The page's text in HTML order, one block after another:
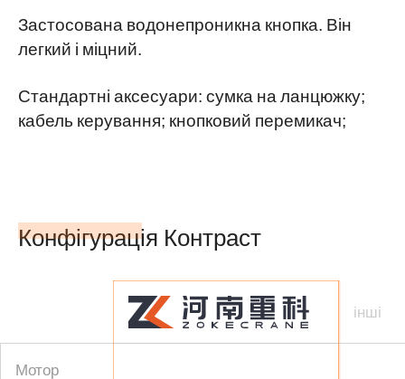
Застосована водонепроникна кнопка. Він
легкий і міцний.
Стандартні аксесуари: сумка на ланцюжку;
кабель керування; кнопковий перемикач;
Конфігурація Контраст
інші
Мотор